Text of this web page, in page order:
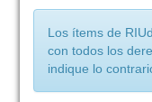
Los ítems de
con todos los
indique lo